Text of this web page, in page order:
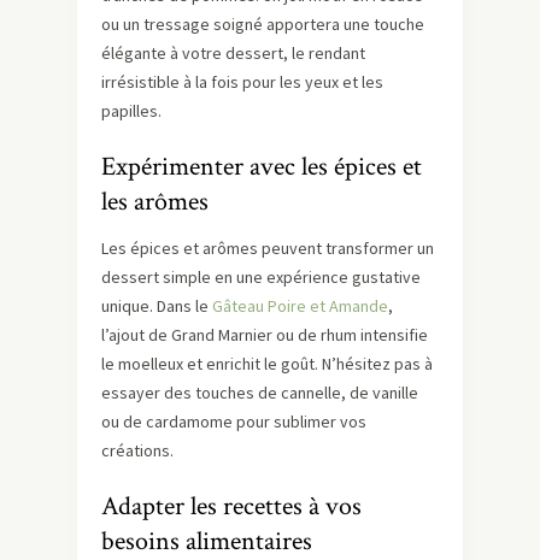
ou un tressage soigné apportera une touche
élégante à votre dessert, le rendant
irrésistible à la fois pour les yeux et les
papilles.
Expérimenter avec les épices et
les arômes
Les épices et arômes peuvent transformer un
dessert simple en une expérience gustative
unique. Dans le Gâteau Poire et Amande,
l’ajout de Grand Marnier ou de rhum intensifie
le moelleux et enrichit le goût. N’hésitez pas à
essayer des touches de cannelle, de vanille
ou de cardamome pour sublimer vos
créations.
Adapter les recettes à vos
besoins alimentaires